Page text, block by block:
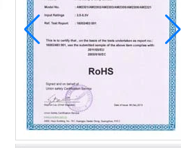
小児科の耳鼻咽喉科は、子どもの不安を軽
減するためにゲーミングされたUSB耳眼鏡
カメラを採用しています
H2 "AR強化USB耳耳鏡カメラは、小児試
験を変換します